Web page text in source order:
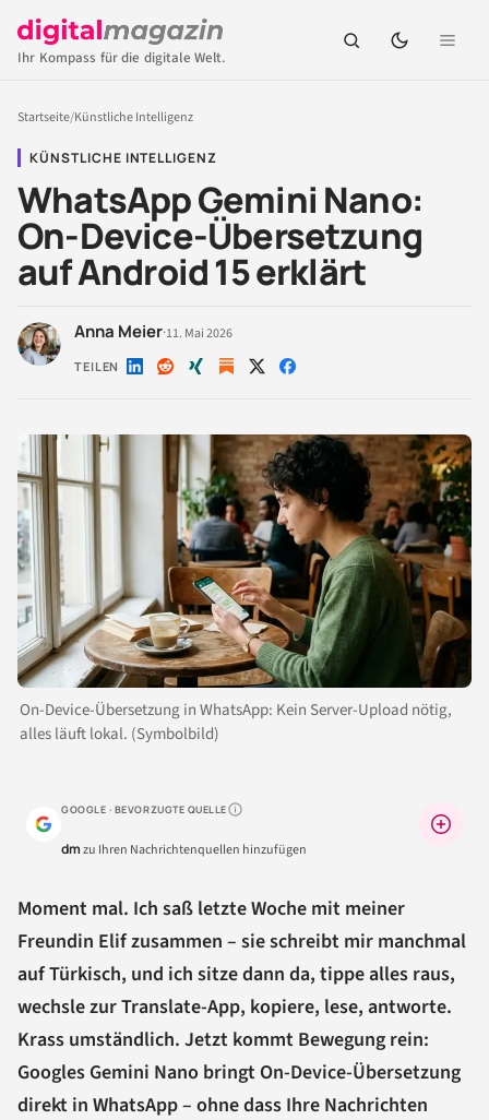
Ihr Kompass für die digitale Welt.
Startseite/Künstliche Intelligenz
KÜNSTLICHE INTELLIGENZ
WhatsApp Gemini Nano:
On-Device-Übersetzung
auf Android 15 erklärt
Anna Meier·11. Mai 2026
TEILEN Auf Auf Auf Auf Auf
On-Device-Übersetzung in WhatsApp: Kein Server-Upload nötig,
alles läuft lokal. (Symbolbild)
GOOGLE · BEVORZUGTE QUELLEWarum lohnt sich das?
dmzu Ihren Nachrichtenquellen hinzufügen
Moment mal. Ich saß letzte Woche mit meiner
Freundin Elif zusammen – sie schreibt mir manchmal
auf Türkisch, und ich sitze dann da, tippe alles raus,
wechsle zur Translate-App, kopiere, lese, antworte.
Krass umständlich. Jetzt kommt Bewegung rein:
Googles Gemini Nano bringt On-Device-Übersetzung
direkt in WhatsApp – ohne dass Ihre Nachrichten